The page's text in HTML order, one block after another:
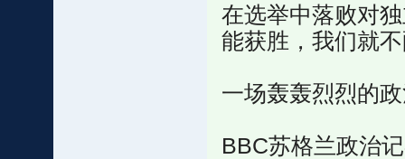
在选举中落败对
能获胜，我们就
一场轰轰烈烈的
BBC苏格兰政治